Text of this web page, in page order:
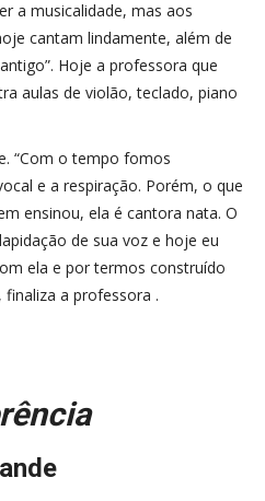
a musicalidade, mas aos
cantam lindamente, além de
Hoje a professora que
aulas de violão, teclado, piano
“Com o tempo fomos
e a respiração. Porém, o que
ensinou, ela é cantora nata. O
de sua voz e hoje eu
ela e por termos construído
finaliza a professora .